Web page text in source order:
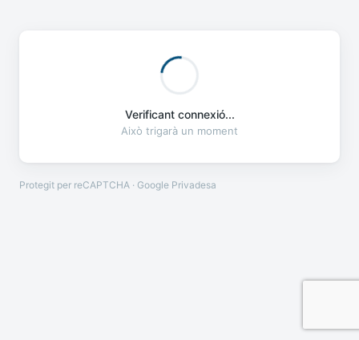
Verificant connexió...
Això trigarà un moment
Protegit per reCAPTCHA · Google Privadesa